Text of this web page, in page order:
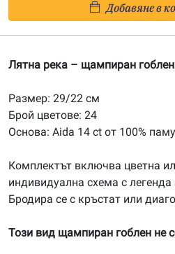
река
-
Aida
AB036
Добавяне в
Лятна река – щампиран гоблен
Размер: 29/22 см
Брой цветове: 24
Основа: Aida 14 ct от 100%
Комплектът включва цветна
индивидуална схема с
Бродира се с кръстат или
Този вид щампиран гоблен не